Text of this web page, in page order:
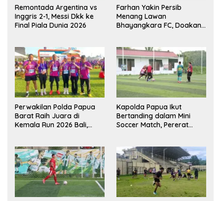
Remontada Argentina vs
Inggris 2-1, Messi Dkk ke
Final Piala Dunia 2026
Farhan Yakin Persib
Menang Lawan
Bhayangkara FC, Doakan
Perwakilan Polda Papua
Barat Raih Juara di
Kemala Run 2026 Bali,
Kapolda Papua Ikut
Bertanding dalam Mini
Soccer Match, Pererat